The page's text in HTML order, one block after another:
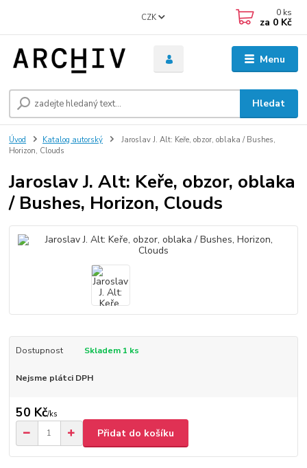
Menu
CZK
Hledat
0 ks
za 0 Kč
Úvod Katalog autorský
Jaroslav J. Alt: Keře, obzor, oblaka / Bushes,
Horizon, Clouds
Jaroslav J. Alt: Keře, obzor, oblaka
/ Bushes, Horizon, Clouds
Dostupnost Skladem 1 ks
Nejsme plátci DPH
50 Kč/ks
Přidat do košíku